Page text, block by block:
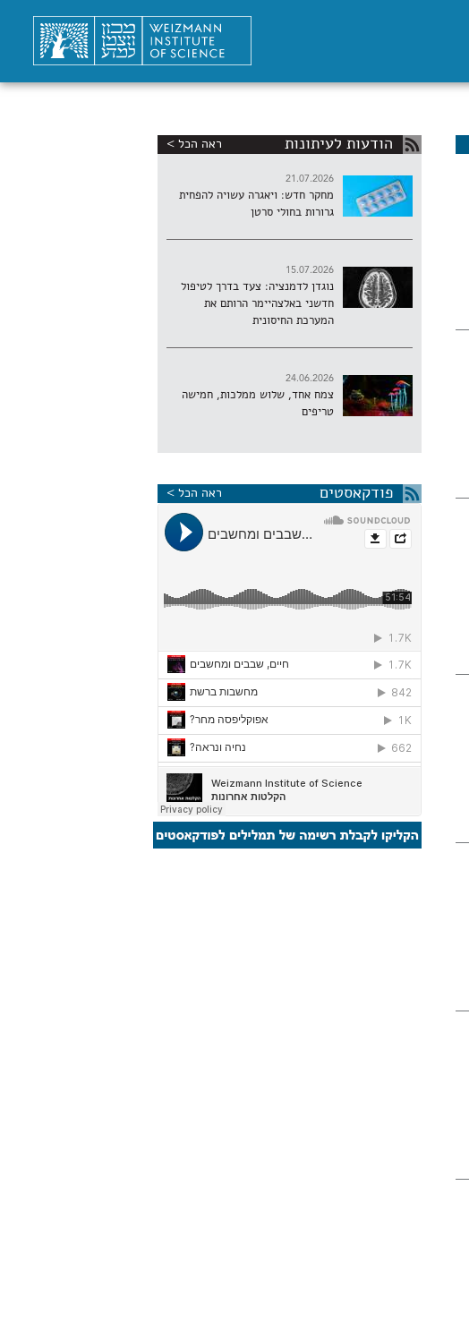
הודעות לעיתונות ראה הכל >
21.07.2026
מחקר חדש: ויאגרה עשויה להפחית
גרורות בחולי סרטן
15.07.2026
נוגדן לדמנציה: צעד בדרך לטיפול
חדשני באלצהיימר הרותם את
המערכת החיסונית
24.06.2026
צמח אחד, שלוש ממלכות, חמישה
טריפים
פודקאסטים ראה הכל >